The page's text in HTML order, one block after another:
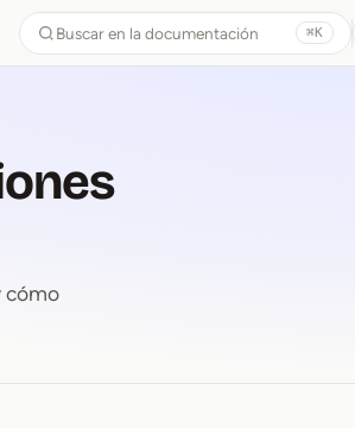
Buscar en la documentación ⌘K
cómo